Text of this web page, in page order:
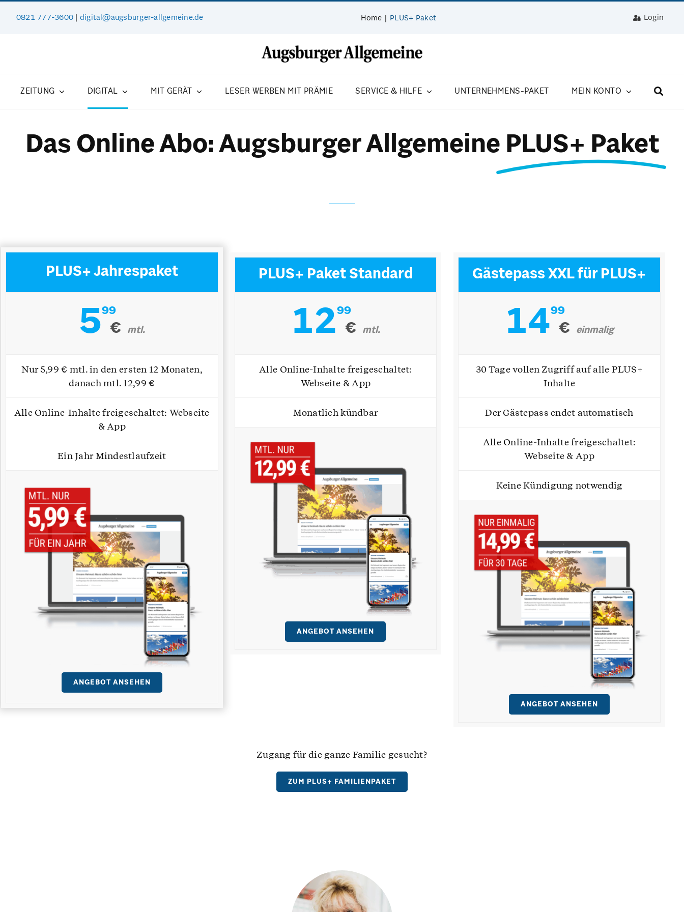
Inhalt0821 777-3600 digital@augsburger-allgemeine.de Home PLUS+ Paket Login
ZEITUNG DIGITAL MIT GERÄT LESER WERBEN MIT PRÄMIE SERVICE & HILFE UNTERNEHMENS-PAKET MEIN KONTO
Das Online Abo: Augsburger Allgemeine PLUS+ Paket
PLUS+ Jahrespaket
599
€ mtl.
Nur 5,99 € mtl. in den ersten 12 Monaten,
danach mtl. 12,99 €
Alle Online-Inhalte freigeschaltet: Webseite
& App
Ein Jahr Mindestlaufzeit
ANGEBOT ANSEHEN
PLUS+ Paket Standard
1299
€ mtl.
Alle Online-Inhalte freigeschaltet:
Webseite & App
Monatlich kündbar
ANGEBOT ANSEHEN
Gästepass XXL für PLUS+
1499
€ einmalig
30 Tage vollen Zugriff auf alle PLUS+
Inhalte
Der Gästepass endet automatisch
Alle Online-Inhalte freigeschaltet:
Webseite & App
Keine Kündigung notwendig
ANGEBOT ANSEHEN
Zugang für die ganze Familie gesucht?
ZUM PLUS+ FAMILIENPAKET